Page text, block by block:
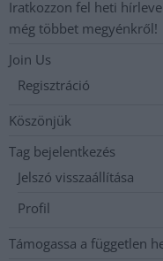
Iratkozzon fel heti
még többet megyénkről!
Join Us
Regisztráció
Köszönjük
Tag bejelentkezés
Jelszó visszaállítása
Profil
Támogassa a független